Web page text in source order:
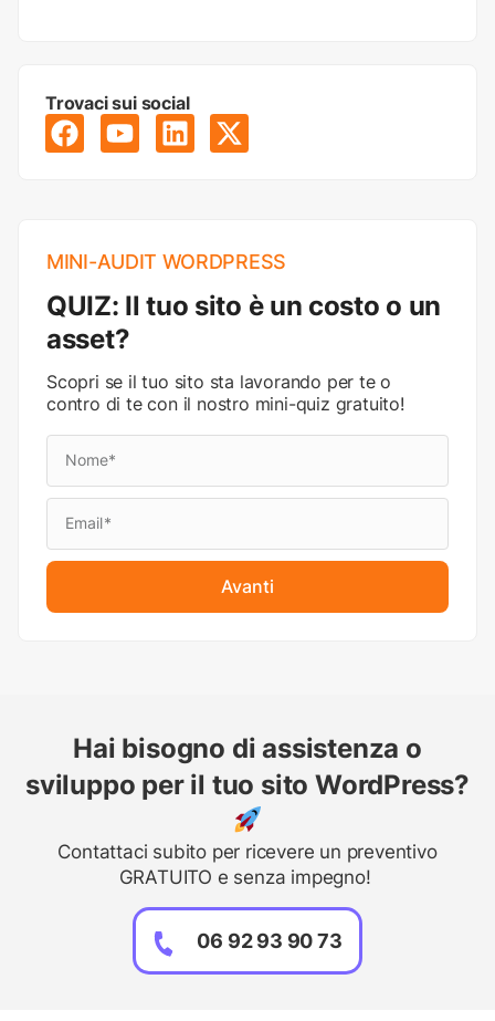
Trovaci sui social
MINI-AUDIT WORDPRESS
QUIZ: Il tuo sito è un costo o un
asset?
Scopri se il tuo sito sta lavorando per te o
contro di te con il nostro mini-quiz gratuito!
Avanti
Hai bisogno di assistenza o
sviluppo per il tuo sito WordPress?
Contattaci subito per ricevere un preventivo
GRATUITO e senza impegno!
06 92 93 90 73